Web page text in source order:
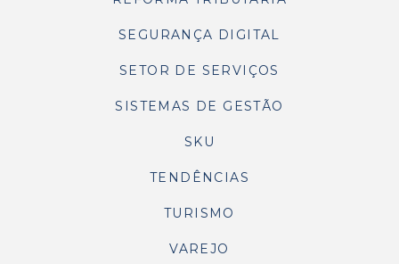
SEGURANÇA DIGITAL
SETOR DE SERVIÇOS
SISTEMAS DE GESTÃO
SKU
TENDÊNCIAS
TURISMO
VAREJO